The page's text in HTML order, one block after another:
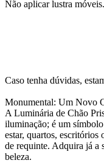
Não aplicar lustra móveis.
Caso tenha dúvidas,
Monumental: Um Novo
A Luminária de Chão
iluminação; é um
estar, quartos, escritórios
de requinte. Adquira já a
beleza.